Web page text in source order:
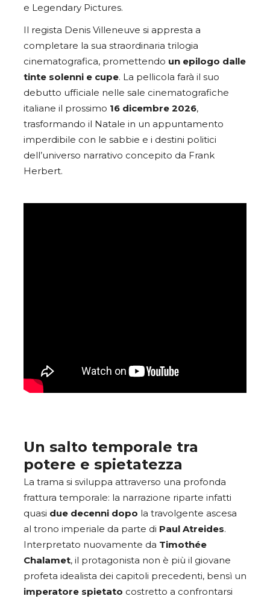
e Legendary Pictures.
Il regista Denis Villeneuve si appresta a
completare la sua straordinaria trilogia
cinematografica, promettendo un epilogo dalle
tinte solenni e cupe. La pellicola farà il suo
debutto ufficiale nelle sale cinematografiche
italiane il prossimo 16 dicembre 2026,
trasformando il Natale in un appuntamento
imperdibile con le sabbie e i destini politici
dell’universo narrativo concepito da Frank
Herbert.
Un salto temporale tra
potere e spietatezza
La trama si sviluppa attraverso una profonda
frattura temporale: la narrazione riparte infatti
quasi due decenni dopo la travolgente ascesa
al trono imperiale da parte di Paul Atreides.
Interpretato nuovamente da Timothée
Chalamet, il protagonista non è più il giovane
profeta idealista dei capitoli precedenti, bensì un
imperatore spietato costretto a confrontarsi